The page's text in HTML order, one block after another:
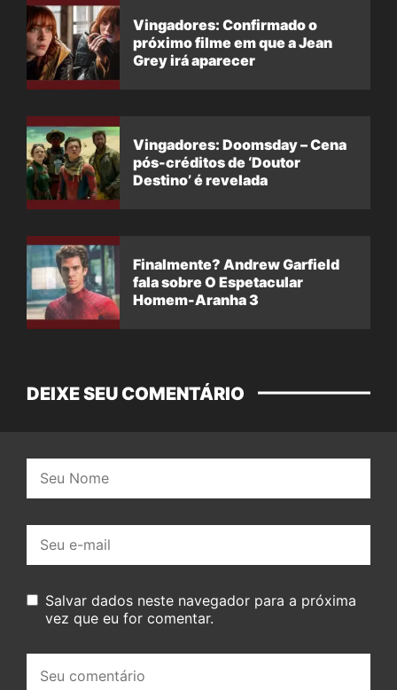
Vingadores: Confirmado o
próximo filme em que a Jean
Grey irá aparecer
Vingadores: Doomsday – Cena
pós-créditos de ‘Doutor
Destino’ é revelada
Finalmente? Andrew Garfield
fala sobre O Espetacular
Homem-Aranha 3
DEIXE SEU COMENTÁRIO
mail:
Salvar dados neste navegador para a próxima
vez que eu for comentar.
comentário: